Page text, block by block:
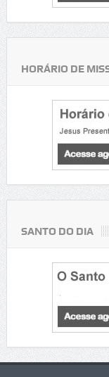
HORÁRIO DE
SANTO DO DIA